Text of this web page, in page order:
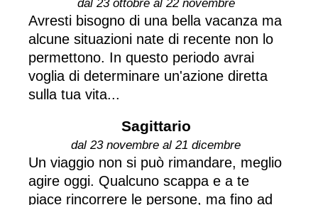
dal 23 ottobre al 22 novembre
Avresti bisogno di una bella vacanza ma
alcune situazioni nate di recente non lo
permettono. In questo periodo avrai
voglia di determinare un'azione diretta
sulla tua vita...
Sagittario
dal 23 novembre al 21 dicembre
Un viaggio non si può rimandare, meglio
agire oggi. Qualcuno scappa e a te
piace rincorrere le persone, ma fino ad